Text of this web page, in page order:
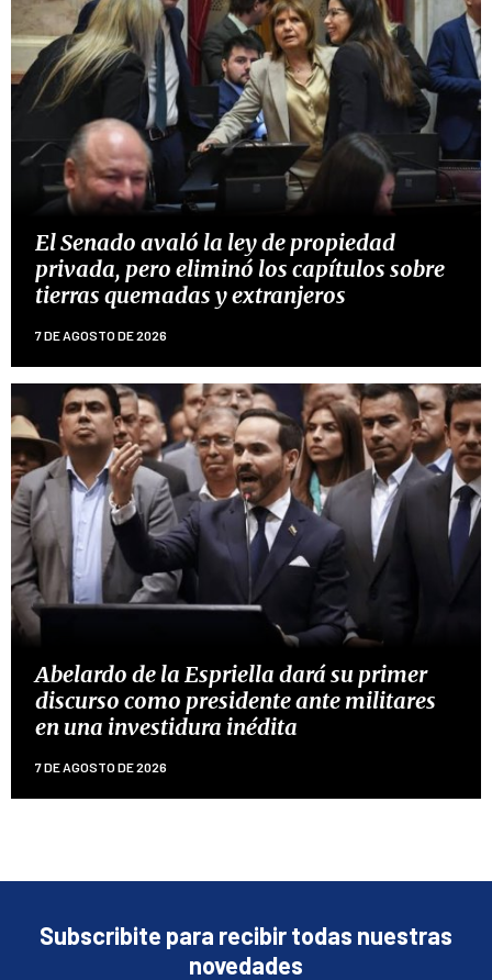
El Senado avaló la ley de propiedad
privada, pero eliminó los capítulos sobre
tierras quemadas y extranjeros
7 DE AGOSTO DE 2026
Abelardo de la Espriella dará su primer
discurso como presidente ante militares
en una investidura inédita
7 DE AGOSTO DE 2026
Subscribite para recibir todas nuestras
novedades